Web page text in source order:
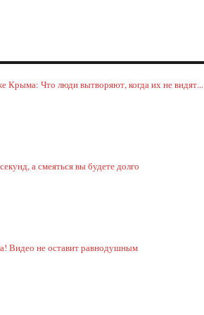
Крыма: Что люди вытворяют, когда их не видят...
а смеяться вы будете долго
Видео не оставит равнодушным